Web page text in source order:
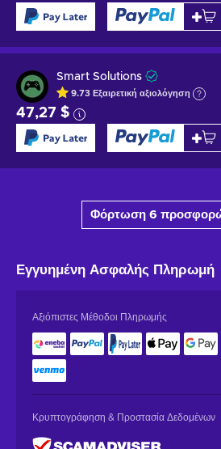
Smart Solutions
9.73 Εξαιρετική αξιολόγηση
47,27 $
Φόρτωση 6
Εγγυημένη Ασφαλής Πληρωμή
Αξιόπιστες Μέθοδοι Πληρωμής
Κρυπτογράφηση & Προστασία Δεδομένων